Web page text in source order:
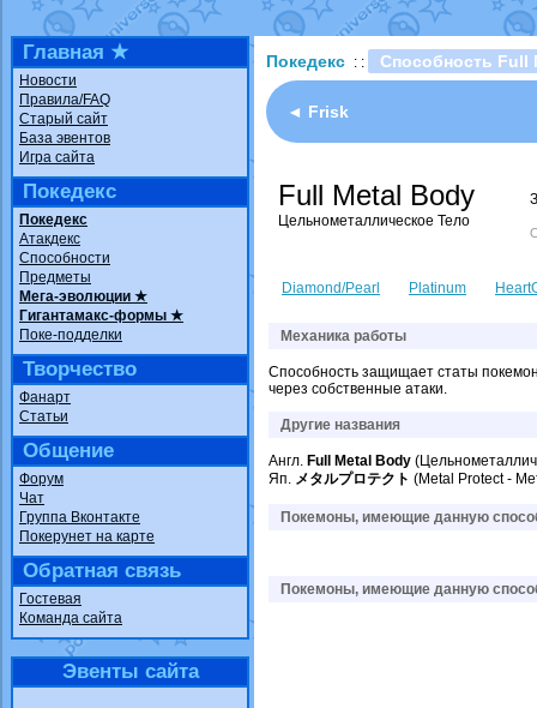
Недовольный
The Dark
шадоу спиритомб
траббиш
Raging Boltот
художникот
Главная ★
Новости
Правила/FAQ
Старый сайт
База эвентов
Игра сайта
Покедекс
Покедекс
Атакдекс
Способности
Предметы
Мега-эволюции ★
Гигантамакс-формы ★
Поке-подделки
Творчество
Фанарт
Статьи
Общение
Форум
Чат
Группа Вконтакте
Покерунет на карте
Обратная связь
Гостевая
Команда сайта
Эвенты сайта
Покедекс : : Способность Full
◄ Frisk
Full Metal Body
Цельнометаллическое Тело
Diamond/Pearl Platinum
Механика работы
Способность защищает статы
через собственные атаки.
Другие названия
Англ. Full Metal Body
Яп. メタルプロテクト (Metal Protect -
Покемоны, имеющие данную
Покемоны, имеющие данную